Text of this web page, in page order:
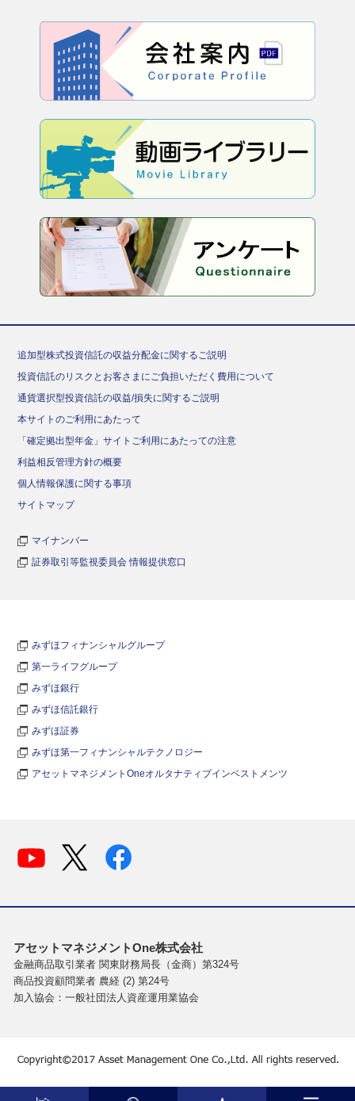
追加型株式投資信託の収益分配金に関するご説明
投資信託のリスクとお客さまにご負担いただく費用について
通貨選択型投資信託の収益/損失に関するご説明
本サイトのご利用にあたって
「確定拠出型年金」サイトご利用にあたっての注意
利益相反管理方針の概要
個人情報保護に関する事項
サイトマップ
マイナンバー
証券取引等監視委員会 情報提供窓口
みずほフィナンシャルグループ
第一ライフグループ
みずほ銀行
みずほ信託銀行
みずほ証券
みずほ第一フィナンシャルテクノロジー
アセットマネジメントOneオルタナティブインベストメンツ
アセットマネジメントOne株式会社
金融商品取引業者 関東財務局長（金商）第324号
商品投資顧問業者 農経 (2) 第24号
加入協会：一般社団法人資産運用業協会